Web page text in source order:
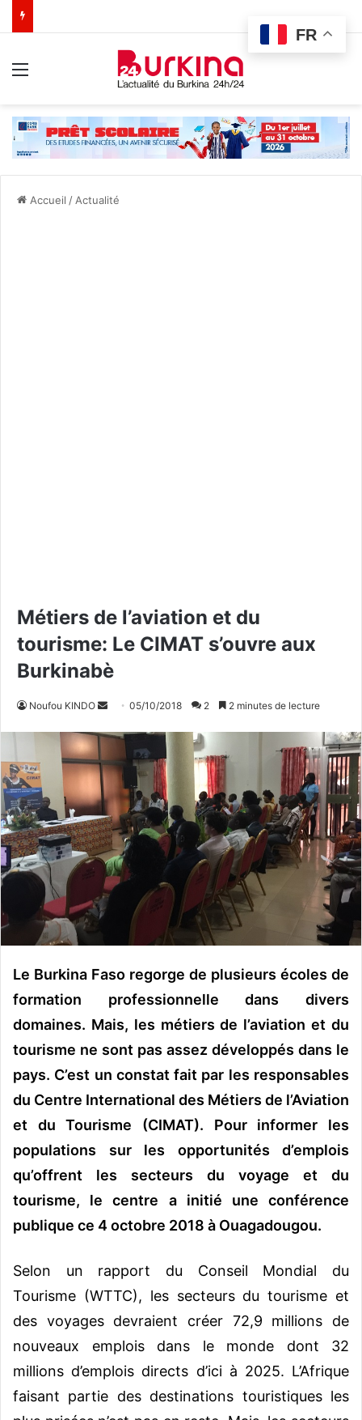
Accueil / Actualité
Métiers de l’aviation et du
tourisme: Le CIMAT s’ouvre aux
Burkinabè
Noufou KINDO
o
e
r
u
n
c
o
i
e
05/10/2018 2 2 minutes de lecture
Le Burkina Faso regorge de plusieurs écoles de
formation professionnelle dans divers
domaines. Mais, les métiers de l’aviation et du
tourisme ne sont pas assez développés dans le
pays. C’est un constat fait par les responsables
du Centre International des Métiers de l’Aviation
et du Tourisme (CIMAT). Pour informer les
populations sur les opportunités d’emplois
qu’offrent les secteurs du voyage et du
tourisme, le centre a initié une conférence
publique ce 4 octobre 2018 à Ouagadougou.
Selon un rapport du Conseil Mondial du
Tourisme (WTTC), les secteurs du tourisme et
des voyages devraient créer 72,9 millions de
nouveaux emplois dans le monde dont 32
millions d’emplois directs d’ici à 2025. L’Afrique
faisant partie des destinations touristiques les
FR